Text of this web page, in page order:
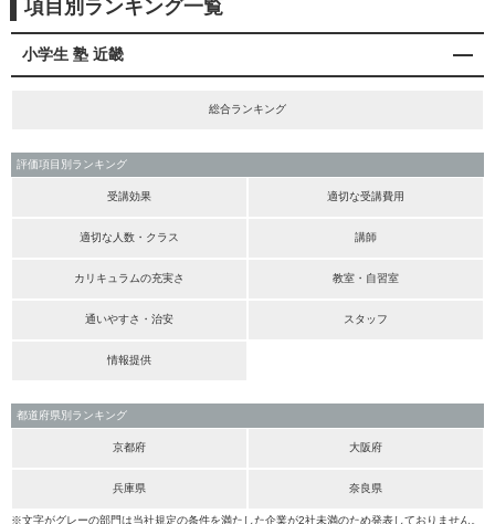
項目別ランキング一覧
小学生 塾 近畿
総合ランキング
評価項目別ランキング
受講効果 適切な受講費用
適切な人数・クラス 講師
カリキュラムの充実さ 教室・自習室
通いやすさ・治安 スタッフ
情報提供
都道府県別ランキング
京都府 大阪府
兵庫県 奈良県
※文字がグレーの部門は当社規定の条件を満たした企業が2社未満のため発表しておりません。